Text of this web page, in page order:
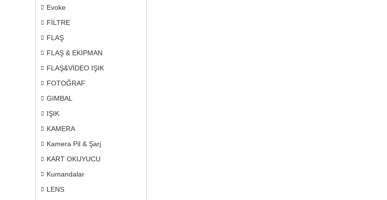
Evoke
FİLTRE
FLAŞ
FLAŞ & EKİPMAN
FLAŞ&VİDEO IŞIK
FOTOĞRAF
GIMBAL
IŞIK
KAMERA
Kamera Pil & Şarj
KART OKUYUCU
Kumandalar
LENS